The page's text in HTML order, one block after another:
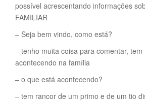
possível acrescentando informações
FAMILIAR
– Seja bem vindo, como está?
– tenho muita coisa para comentar, tem
acontecendo na família
– o que está acontecendo?
– tem rancor de um primo e de um tio